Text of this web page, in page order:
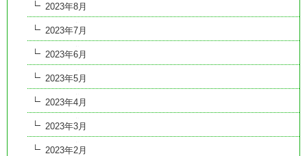
2023年8月
2023年7月
2023年6月
2023年5月
2023年4月
2023年3月
2023年2月